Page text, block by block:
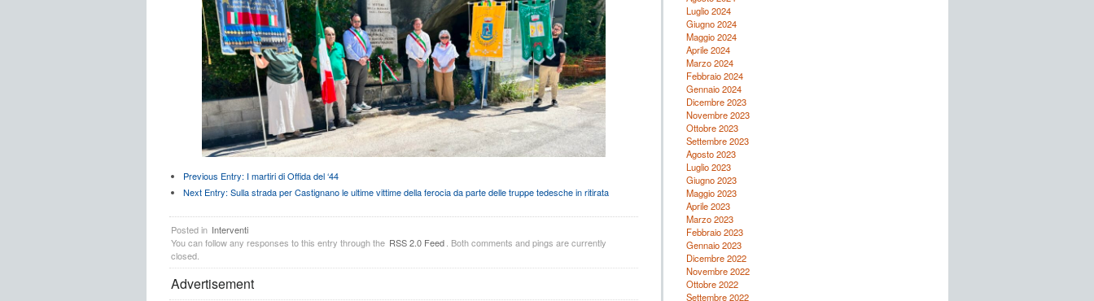
Previous Entry: I martiri di Offida del ‘44
Next Entry: Sulla strada per Castignano le ultime vittime della ferocia da parte delle truppe tedesche in ritirata
Posted in Interventi
You can follow any responses to this entry through the RSS 2.0 Feed . Both comments and pings are currently
closed.
Advertisement
Luglio 2024
Giugno 2024
Maggio 2024
Aprile 2024
Marzo 2024
Febbraio 2024
Gennaio 2024
Dicembre 2023
Novembre 2023
Ottobre 2023
Settembre 2023
Agosto 2023
Luglio 2023
Giugno 2023
Maggio 2023
Aprile 2023
Marzo 2023
Febbraio 2023
Gennaio 2023
Dicembre 2022
Novembre 2022
Ottobre 2022
Settembre 2022